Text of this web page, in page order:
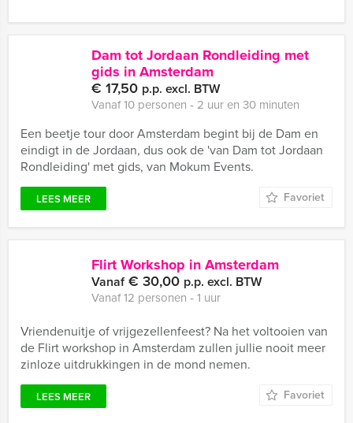
Dam tot Jordaan Rondleiding met
gids in Amsterdam
€ 17,50 p.p. excl. BTW
Vanaf 10 personen ‐ 2 uur en 30 minuten
Een beetje tour door Amsterdam begint bij de Dam en
eindigt in de Jordaan, dus ook de 'van Dam tot Jordaan
Rondleiding' met gids, van Mokum Events.
LEES MEER Favoriet
Flirt Workshop in Amsterdam
Vanaf€ 30,00 p.p. excl. BTW
Vanaf 12 personen ‐ 1 uur
Vriendenuitje of vrijgezellenfeest? Na het voltooien van
de Flirt workshop in Amsterdam zullen jullie nooit meer
zinloze uitdrukkingen in de mond nemen.
LEES MEER Favoriet